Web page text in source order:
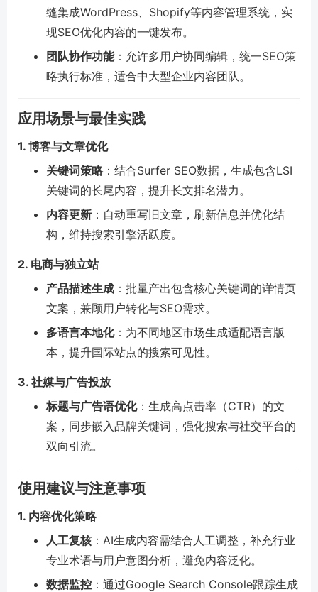
缝集成WordPress、Shopify等内容管理系统，实
现SEO优化内容的一键发布。
团队协作功能：允许多用户协同编辑，统一SEO策
略执行标准，适合中大型企业内容团队。
应用场景与最佳实践
1. 博客与文章优化
关键词策略：结合Surfer SEO数据，生成包含LSI
关键词的长尾内容，提升长文排名潜力。
内容更新 ：自动重写旧文章，刷新信息并优化结
构，维持搜索引擎活跃度。
2. 电商与独立站
产品描述生成 ：批量产出包含核心关键词的详情页
文案，兼顾用户转化与SEO需求。
多语言本地化：为不同地区市场生成适配语言版
本，提升国际站点的搜索可见性。
3. 社媒与广告投放
标题与广告语优化：生成高点击率（CTR）的文
案，同步嵌入品牌关键词，强化搜索与社交平台的
双向引流。
使用建议与注意事项
1. 内容优化策略
人工复核：AI生成内容需结合人工调整，补充行业
专业术语与用户意图分析，避免内容泛化。
数据监控 ：通过Google Search Console跟踪生成